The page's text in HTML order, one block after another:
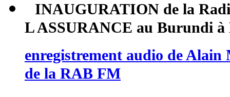
INAUGURATION de la
L ASSURANCE au Burundi
enregistrement audio de
de la RAB FM